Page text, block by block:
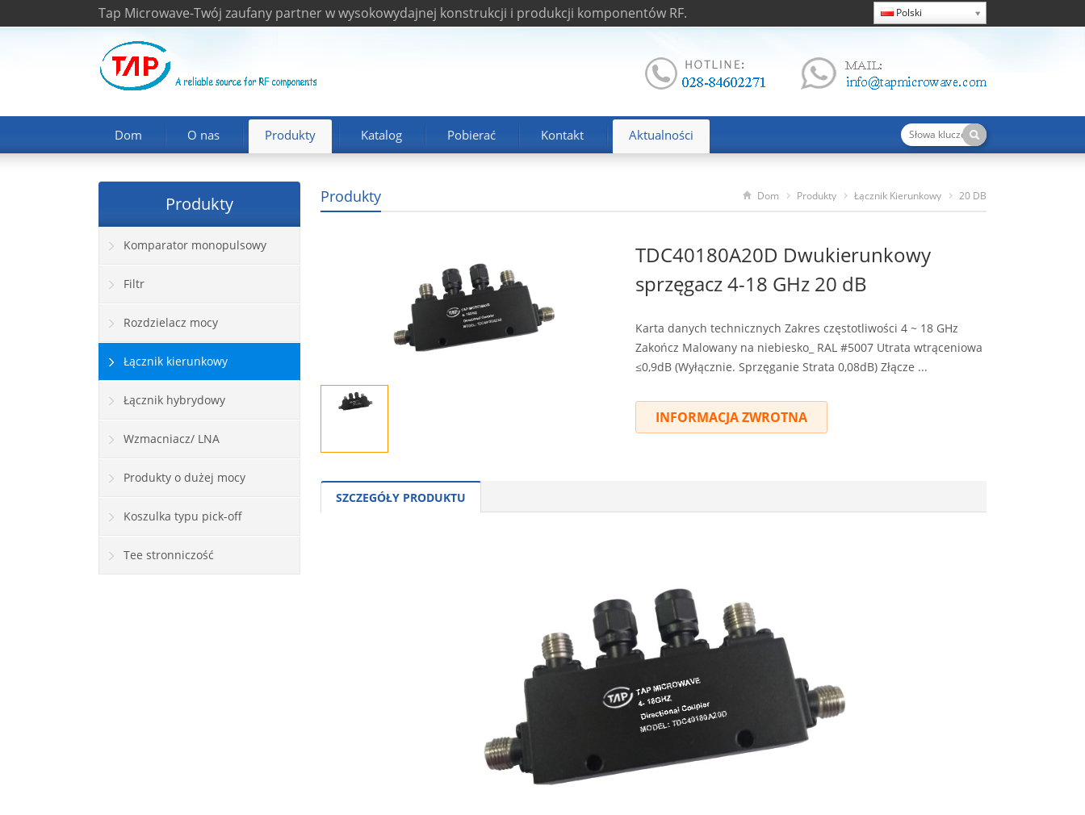
Tap Microwave-Twój zaufany partner w wysokowydajnej konstrukcji i produkcji komponentów RF. Polski
Dom O nas Produkty Katalog Pobierać Kontakt Aktualności
Produkty Dom Produkty Łącznik Kierunkowy 20 DB
TDC40180A20D Dwukierunkowy
sprzęgacz 4-18 GHz 20 dB
Karta danych technicznych Zakres częstotliwości 4 ~ 18 GHz
Zakończ Malowany na niebiesko_ RAL #5007 Utrata wtrąceniowa
≤0,9dB (Wyłącznie. Sprzęganie Strata 0,08dB) Złącze ...
INFORMACJA ZWROTNA
SZCZEGÓŁY PRODUKTU
Produkty
Komparator monopulsowy
Filtr
Rozdzielacz mocy
Łącznik kierunkowy
Łącznik hybrydowy
Wzmacniacz/ LNA
Produkty o dużej mocy
Koszulka typu pick-off
Tee stronniczość